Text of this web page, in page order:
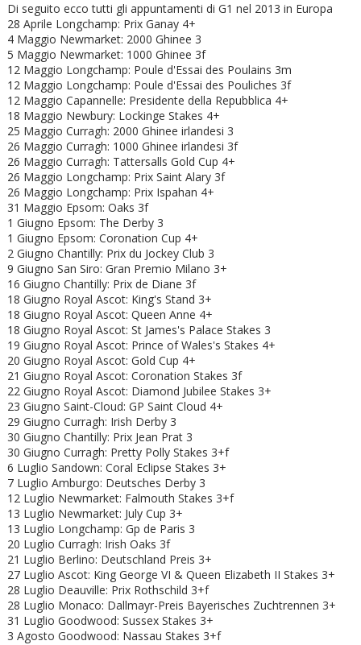
Di seguito ecco tutti gli appuntamenti di G1 nel 2013 in Europa
28 Aprile Longchamp: Prix Ganay 4+
4 Maggio Newmarket: 2000 Ghinee 3
5 Maggio Newmarket: 1000 Ghinee 3f
12 Maggio Longchamp: Poule d'Essai des Poulains 3m
12 Maggio Longchamp: Poule d'Essai des Pouliches 3f
12 Maggio Capannelle: Presidente della Repubblica 4+
18 Maggio Newbury: Lockinge Stakes 4+
25 Maggio Curragh: 2000 Ghinee irlandesi 3
26 Maggio Curragh: 1000 Ghinee irlandesi 3f
26 Maggio Curragh: Tattersalls Gold Cup 4+
26 Maggio Longchamp: Prix Saint Alary 3f
26 Maggio Longchamp: Prix Ispahan 4+
31 Maggio Epsom: Oaks 3f
1 Giugno Epsom: The Derby 3
1 Giugno Epsom: Coronation Cup 4+
2 Giugno Chantilly: Prix du Jockey Club 3
9 Giugno San Siro: Gran Premio Milano 3+
16 Giugno Chantilly: Prix de Diane 3f
18 Giugno Royal Ascot: King's Stand 3+
18 Giugno Royal Ascot: Queen Anne 4+
18 Giugno Royal Ascot: St James's Palace Stakes 3
19 Giugno Royal Ascot: Prince of Wales's Stakes 4+
20 Giugno Royal Ascot: Gold Cup 4+
21 Giugno Royal Ascot: Coronation Stakes 3f
22 Giugno Royal Ascot: Diamond Jubilee Stakes 3+
23 Giugno Saint-Cloud: GP Saint Cloud 4+
29 Giugno Curragh: Irish Derby 3
30 Giugno Chantilly: Prix Jean Prat 3
30 Giugno Curragh: Pretty Polly Stakes 3+f
6 Luglio Sandown: Coral Eclipse Stakes 3+
7 Luglio Amburgo: Deutsches Derby 3
12 Luglio Newmarket: Falmouth Stakes 3+f
13 Luglio Newmarket: July Cup 3+
13 Luglio Longchamp: Gp de Paris 3
20 Luglio Curragh: Irish Oaks 3f
21 Luglio Berlino: Deutschland Preis 3+
27 Luglio Ascot: King George VI & Queen Elizabeth II Stakes 3+
28 Luglio Deauville: Prix Rothschild 3+f
28 Luglio Monaco: Dallmayr-Preis Bayerisches Zuchtrennen 3+
31 Luglio Goodwood: Sussex Stakes 3+
3 Agosto Goodwood: Nassau Stakes 3+f